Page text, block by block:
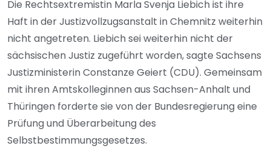
Die Rechtsextremistin Marla Svenja Liebich ist ihre
Haft in der Justizvollzugsanstalt in Chemnitz weiterhin
nicht angetreten. Liebich sei weiterhin nicht der
sächsischen Justiz zugeführt worden, sagte Sachsens
Justizministerin Constanze Geiert (CDU). Gemeinsam
mit ihren Amtskolleginnen aus Sachsen-Anhalt und
Thüringen forderte sie von der Bundesregierung eine
Prüfung und Überarbeitung des
Selbstbestimmungsgesetzes.